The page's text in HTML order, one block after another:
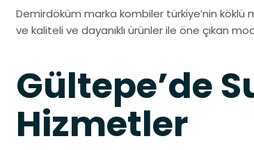
Demirdöküm marka kombiler türkiye’nin köklü
ve kaliteli ve dayanıklı ürünler ile öne çıkan
Gültepe’de
Hizmetler